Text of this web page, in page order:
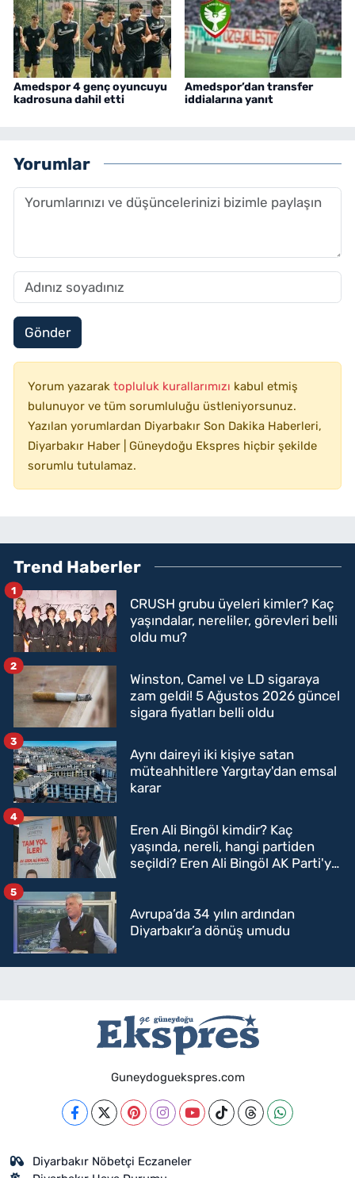
Amedspor 4 genç oyuncuyu
kadrosuna dahil etti
Amedspor’dan transfer
iddialarına yanıt
Yorumlar
Gönder
Yorum yazarak topluluk kurallarımızı kabul etmiş
bulunuyor ve tüm sorumluluğu üstleniyorsunuz.
Yazılan yorumlardan Diyarbakır Son Dakika Haberleri,
Diyarbakır Haber | Güneydoğu Ekspres hiçbir şekilde
sorumlu tutulamaz.
Trend Haberler
CRUSH grubu üyeleri kimler? Kaç
yaşındalar, nereliler, görevleri belli
oldu mu?
1
Winston, Camel ve LD sigaraya
zam geldi! 5 Ağustos 2026 güncel
sigara fiyatları belli oldu
2
Aynı daireyi iki kişiye satan
müteahhitlere Yargıtay'dan emsal
karar
3
Eren Ali Bingöl kimdir? Kaç
yaşında, nereli, hangi partiden
seçildi? Eren Ali Bingöl AK Parti'ye
4
Avrupa’da 34 yılın ardından
Diyarbakır’a dönüş umudu
5
Guneydoguekspres.com
Diyarbakır Nöbetçi Eczaneler